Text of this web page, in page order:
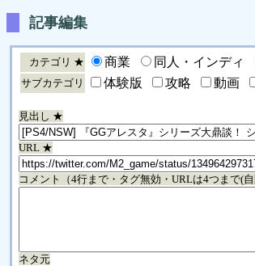
記事編集
カテゴリ ★ 商業 同人・インディ
サブカテゴリ 体験版 攻略 動画
見出し ★
URL ★
コメント（4行まで・タグ無効・URLは4つまで(
ネタ元